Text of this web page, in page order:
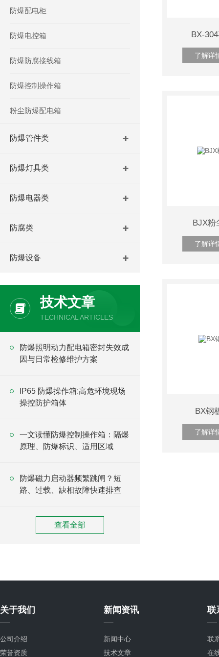
防爆配电柜
防爆电控箱
防爆防腐接线箱
防爆控制操作箱
粉尘防爆配电箱
防爆管件类
防爆灯具类
防爆电器类
防腐类
防爆设备
技术文章
TECHNICAL ARTICLES
防爆照明动力配电箱密封失效成
因与日常检修维护方案
IP65 防爆操作箱:高危环境现场
操控防护箱体
一文读懂防爆控制操作箱：隔爆
原理、防爆标识、适用区域
防爆磁力启动器频繁跳闸？短
路、过载、缺相故障快速排查
查看全部
BX-
了解详
BJX粉
了解详
BX钢
了解详
关于我们
公司介绍
荣誉资质
新闻资讯
新闻中心
技术文章
联
联
在